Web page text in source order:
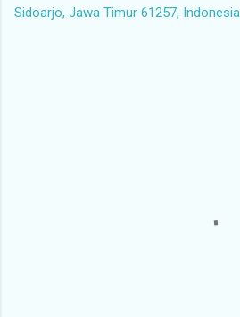
Sidoarjo, Jawa Timur 61257, Indonesia